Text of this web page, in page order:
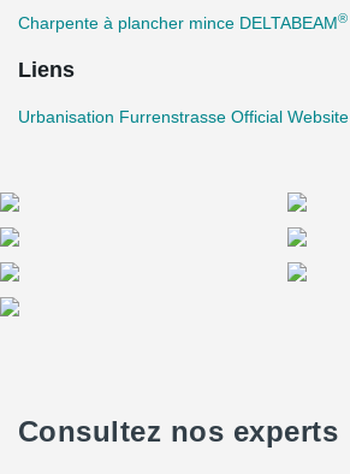
Charpente à plancher mince DELTABEAM®
Liens
Urbanisation Furrenstrasse Official Website
Consultez nos experts